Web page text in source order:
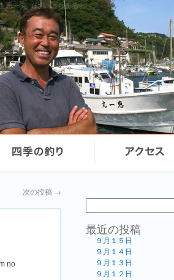
恵一丸（けいいちまる）
次の投稿 →
no
最近の投稿
９月１５日
９月１４日
９月１３日
９月１２日